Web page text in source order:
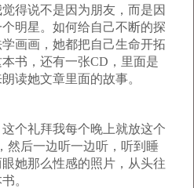
得说不是因为朋友，而是因
明星。如何给自己不断的探
画画，她都把自己生命开拓
书，还有一张CD ，里面是
读她文章里面的故事。
个礼拜我每个晚上就放这个
然后一边听一边听，听到睡
她那么性感的照片，从头往
。